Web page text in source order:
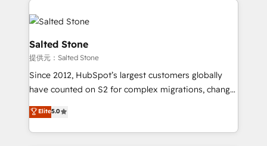
HubSpot into a revenue engine. We onboard your
team, migrate your data, and build AI-powered
workflows that drive adoption from week one, in
your time zone. What we do: ➤ Onboarding: Live in
weeks, with workflows built around your business,
not a template. ➤ Migration: Move from any legacy
CRM. Zero downtime, full data integrity. ➤
Implementation: Configure HubSpot to run your
revenue process. Sales, marketing, and service wired
Salted Stone
提供元：Salted Stone
Since 2012, HubSpot’s largest customers globally
have counted on S2 for complex migrations, change
management, systems integration, and creative
solutions that deliver measurable impact and
transform brand experiences As one of the few full-
Elite5.0